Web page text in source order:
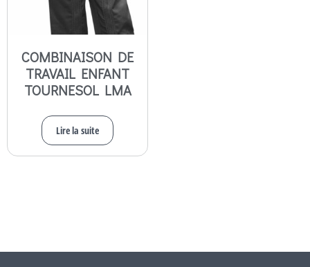
COMBINAISON DE
TRAVAIL ENFANT
TOURNESOL LMA
Lire la suite